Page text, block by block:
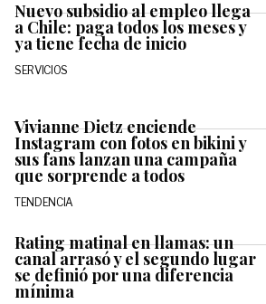
Nuevo subsidio al empleo llega
a Chile: paga todos los meses y
ya tiene fecha de inicio
SERVICIOS
Vivianne Dietz enciende
Instagram con fotos en bikini y
sus fans lanzan una campaña
que sorprende a todos
TENDENCIA
Rating matinal en llamas: un
canal arrasó y el segundo lugar
se definió por una diferencia
mínima